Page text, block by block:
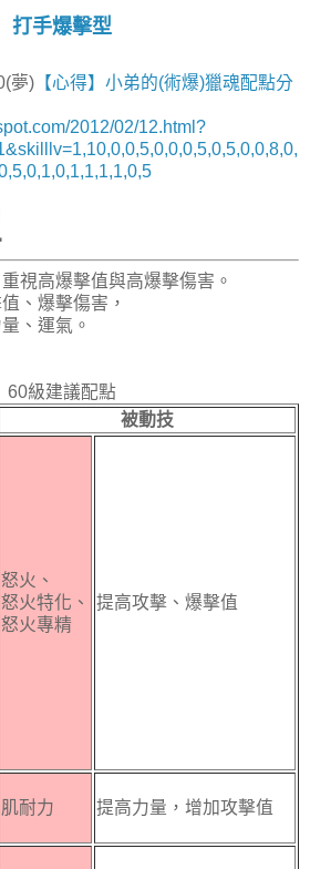
打手爆擊型
夢) 【心得】小弟的(術爆)獵魂配點分
2012/02/12.html?
視高爆擊值與高爆擊傷害。
、爆擊傷害，
、運氣。
60級建議配點
被動技
怒火、
怒火特化、
怒火專精
提高攻擊、爆擊值
肌耐力 提高力量，增加攻擊值